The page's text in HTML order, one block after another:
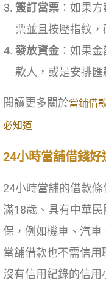
簽訂當票 ：如果
票並且按壓指紋，
發放資金 ：如果
款人，或是安排匯
閱讀更多關於當鋪借
必知道
24小時當舖借錢好
24小時當舖的借款
滿18歲、具有中華
保，例如機車、汽車
當舖借款也不需信用
沒有信用紀錄的信